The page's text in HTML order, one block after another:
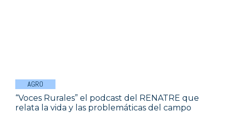
AGRO
“Voces Rurales” el podcast del RENATRE que
relata la vida y las problemáticas del campo